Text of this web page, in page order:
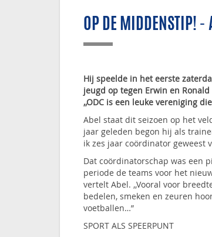
OP DE MIDDENSTIP! -
Hij speelde in het eerste
jeugd op tegen Erwin en
,,ODC is een leuke vereniging
Abel staat dit seizoen op het
jaar geleden begon hij als
ik zes jaar coördinator geweest
Dat coördinatorschap was een
periode de teams voor het
vertelt Abel. ,,Vooral voor
bedelen, smeken en zeuren
voetballen…”
SPORT ALS SPEERPUNT